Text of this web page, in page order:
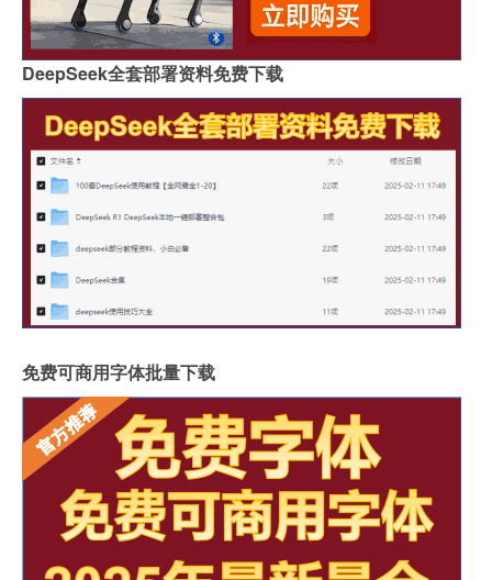
DeepSeek全套部署资料免费下载
免费可商用字体批量下载